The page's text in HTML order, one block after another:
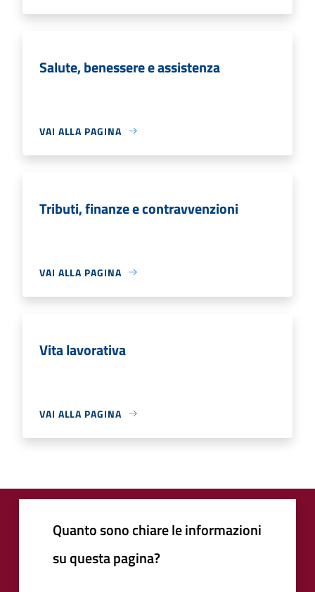
Salute, benessere e assistenza
VAI ALLA PAGINA
Tributi, finanze e contravvenzioni
VAI ALLA PAGINA
Vita lavorativa
VAI ALLA PAGINA
Quanto sono chiare le informazioni
su questa pagina?